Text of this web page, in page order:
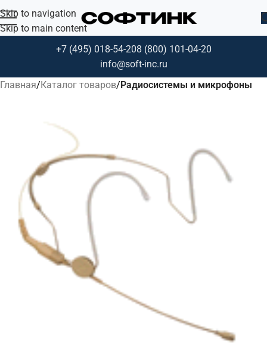
Skip to navigation
Skip to main content
+7 (495) 018-54-208 (800) 101-04-20
info@soft-inc.ru
Главная Каталог товаров Радиосистемы и микрофоны